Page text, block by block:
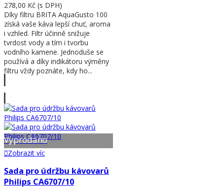
278,00 Kč (s DPH)
Díky filtru BRITA AquaGusto 100
získá vaše káva lepší chuť, aroma
i vzhled. Filtr účinně snižuje
tvrdost vody a tím i tvorbu
vodního kamene. Jednoduše se
používá a díky indikátoru výměny
filtru vždy poznáte, kdy ho...
Vyprodáno
Zobrazit víc
Sada pro údržbu kávovarů
Philips CA6707/10